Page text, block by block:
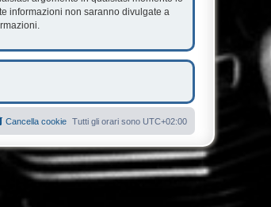
informazioni non saranno divulgate a
Tutti gli orari sono UTC+02:00
Cancella cookie